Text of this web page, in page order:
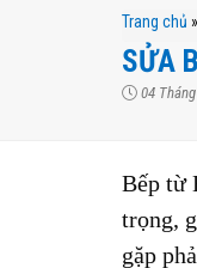
Trang chủ »
SỬA
04
Bếp từ
trọng,
gặp